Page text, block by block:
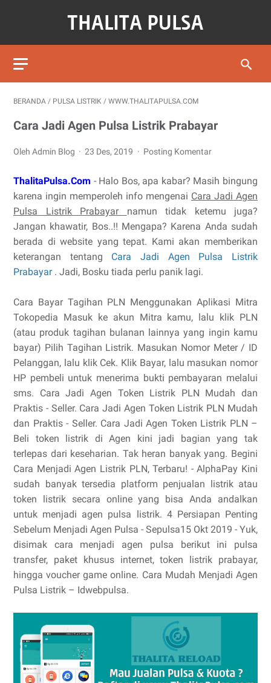
BERANDA / PULSA LISTRIK / WWW.THALITAPULSA.COM
Cara Jadi Agen Pulsa Listrik Prabayar
Oleh Admin Blog 23 Des, 2019 Posting Komentar
ThalitaPulsa.Com - Halo Bos, apa kabar? Masih bingung
karena ingin memperoleh info mengenai Cara Jadi Agen
Pulsa Listrik Prabayar namun tidak ketemu juga?
Jangan khawatir, Bos..!! Mengapa? Karena Anda sudah
berada di website yang tepat. Kami akan memberikan
keterangan tentang Cara Jadi Agen Pulsa Listrik
Prabayar . Jadi, Bosku tiada perlu panik lagi.
Cara Bayar Tagihan PLN Menggunakan Aplikasi Mitra
Tokopedia Masuk ke akun Mitra kamu, lalu klik PLN
(atau produk tagihan bulanan lainnya yang ingin kamu
bayar) Pilih Tagihan Listrik. Masukan Nomor Meter / ID
Pelanggan, lalu klik Cek. Klik Bayar, lalu masukan nomor
HP pembeli untuk menerima bukti pembayaran melalui
sms. Cara Jadi Agen Token Listrik PLN Mudah dan
Praktis - Seller. Cara Jadi Agen Token Listrik PLN Mudah
dan Praktis - Seller. Cara Jadi Agen Token Listrik PLN –
Beli token listrik di Agen kini jadi bagian yang tak
terlepas dari keseharian. Tak heran banyak yang. Begini
Cara Menjadi Agen Listrik PLN, Terbaru! - AlphaPay Kini
sudah banyak tersedia platform penjualan listrik atau
token listrik secara online yang bisa Anda andalkan
untuk menjadi agen pulsa listrik. 4 Persiapan Penting
Sebelum Menjadi Agen Pulsa - Sepulsa15 Okt 2019 - Yuk,
disimak cara menjadi agen pulsa berikut ini pulsa
transfer, paket khusus internet, token listrik prabayar,
hingga voucher game online. Cara Mudah Menjadi Agen
Pulsa Listrik – Idwebpulsa.